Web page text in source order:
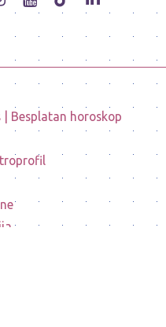
| Besplatan horoskop